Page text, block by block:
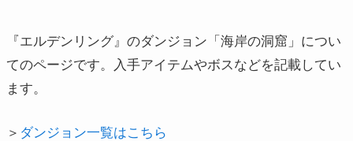
『エルデンリング』のダンジョン「海岸の洞窟」につい
てのページです。入手アイテムやボスなどを記載してい
ます。
＞ ダンジョン一覧はこちら